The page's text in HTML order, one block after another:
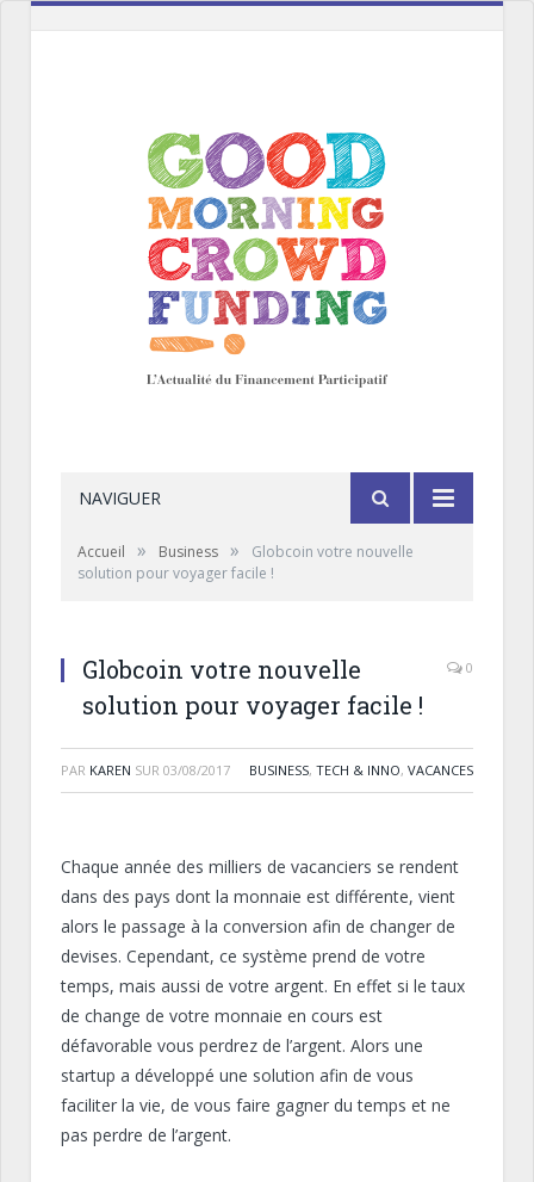
NAVIGUER
Accueil » Business »
Globcoin votre nouvelle
solution pour voyager facile !
Globcoin votre nouvelle
solution pour voyager facile !
0
PAR KAREN SUR 03/08/2017 BUSINESS, TECH & INNO, VACANCES
Chaque année des milliers de vacanciers se rendent
dans des pays dont la monnaie est différente, vient
alors le passage à la conversion afin de changer de
devises. Cependant, ce système prend de votre
temps, mais aussi de votre argent. En effet si le taux
de change de votre monnaie en cours est
défavorable vous perdrez de l’argent. Alors une
startup a développé une solution afin de vous
faciliter la vie, de vous faire gagner du temps et ne
pas perdre de l’argent.